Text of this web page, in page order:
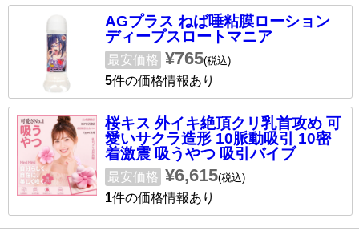
AGプラス ねば唾粘膜ローション
ディープスロートマニア
最安価格 ¥765(税込)
5件の価格情報あり
桜キス 外イキ絶頂クリ乳首攻め 可
愛いサクラ造形 10脈動吸引 10密
着激震 吸うやつ 吸引バイブ
最安価格 ¥6,615(税込)
1件の価格情報あり